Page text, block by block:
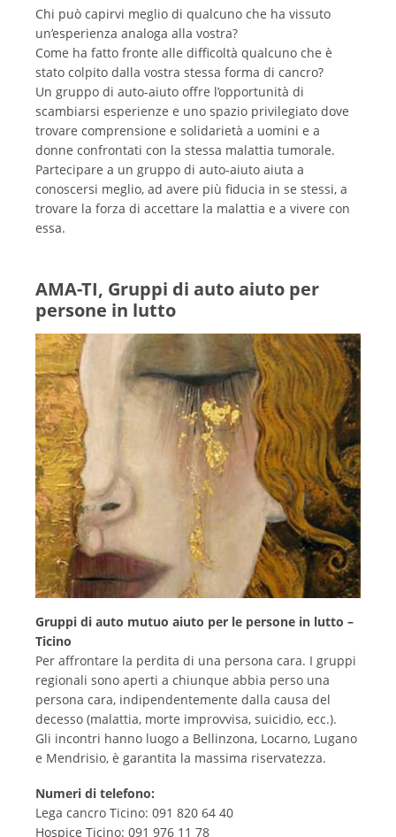
Chi può capirvi meglio di qualcuno che ha vissuto
un’esperienza analoga alla vostra?
Come ha fatto fronte alle difficoltà qualcuno che è
stato colpito dalla vostra stessa forma di cancro?
Un gruppo di auto-aiuto offre l’opportunità di
scambiarsi esperienze e uno spazio privilegiato dove
trovare comprensione e solidarietà a uomini e a
donne confrontati con la stessa malattia tumorale.
Partecipare a un gruppo di auto-aiuto aiuta a
conoscersi meglio, ad avere più fiducia in se stessi, a
trovare la forza di accettare la malattia e a vivere con
essa.
AMA-TI, Gruppi di auto aiuto per
persone in lutto
Gruppi di auto mutuo aiuto per le persone in lutto –
Ticino
Per affrontare la perdita di una persona cara. I gruppi
regionali sono aperti a chiunque abbia perso una
persona cara, indipendentemente dalla causa del
decesso (malattia, morte improvvisa, suicidio, ecc.).
Gli incontri hanno luogo a Bellinzona, Locarno, Lugano
e Mendrisio, è garantita la massima riservatezza.
Numeri di telefono:
Lega cancro Ticino: 091 820 64 40
Hospice Ticino: 091 976 11 78